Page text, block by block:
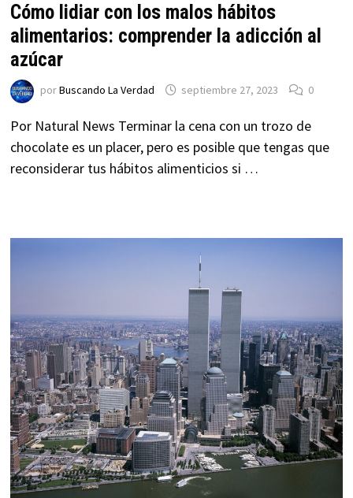
Cómo lidiar con los malos hábitos
alimentarios: comprender la adicción al
azúcar
porBuscando La Verdad septiembre 27, 2023 0
Por Natural News Terminar la cena con un trozo de
chocolate es un placer, pero es posible que tengas que
reconsiderar tus hábitos alimenticios si …